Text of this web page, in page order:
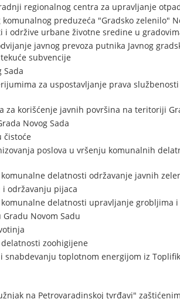
regionalnog centra za upravljanje
preduzeća "Gradsko zelenilo"
i održive urbane životne sredine u
javnog prevoza putnika Javnog
subvencije
Sada
za uspostavljanje prava
korišćenje javnih površina na teritoriji
Novog Sada
čistoće
poslova u vršenju komunalnih
delatnosti održavanje javnih
održavanju pijaca
delatnosti upravljanje grobljima
Novom Sadu
zoohigijene
toplotnom energijom iz
na Petrovaradinskoj tvrđavi"